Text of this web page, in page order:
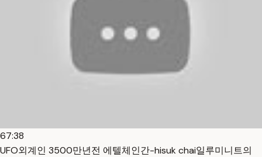
67:38
UFO외계인 3500만년전 에텔체인간-hisuk chai일루미니트의